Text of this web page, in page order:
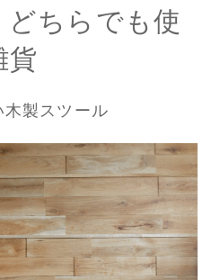
ちらでも使
貨
製スツール